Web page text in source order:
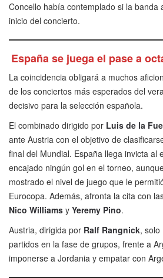
Concello había contemplado si la banda
inicio del concierto.
España se juega el pase a
La coincidencia obligará a muchos
de los conciertos más esperados del
decisivo para la selección española.
El combinado dirigido por Luis de la
ante Austria con el objetivo de
final del Mundial. España llega invicta al
encajado ningún gol en el torneo,
mostrado el nivel de juego que le
Eurocopa. Además, afronta la cita con
Nico Williams y Yeremy Pino.
Austria, dirigida por Ralf Rangnick, solo
partidos en la fase de grupos, frente a
imponerse a Jordania y empatar con